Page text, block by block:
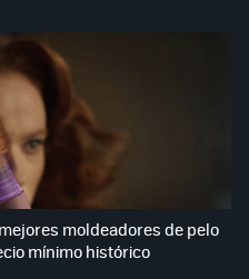
moldeadores de pelo
mínimo histórico